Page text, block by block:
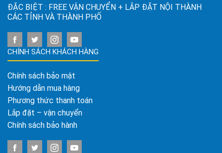
ĐẶC BIỆT : FREE VẬN CHUYỂN + LẮP ĐẶT NỘI THÀNH
CÁC TỈNH VÀ THÀNH PHỐ
CHÍNH SÁCH KHÁCH HÀNG
Chính sách bảo mật
Hướng dẫn mua hàng
Phương thức thanh toán
Lắp đặt – vận chuyển
Chính sách bảo hành